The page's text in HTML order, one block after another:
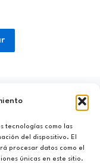
tecnologías como las
del dispositivo. El
procesar datos como el
únicas en este sitio.
Aprender